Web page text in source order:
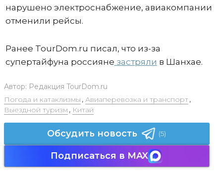
нарушено электроснабжение, авиакомпании
отменили рейсы.
Ранее TourDom.ru писал, что из-за
супертайфуна россияне застряли в Шанхае.
Автор: Редакция TourDom.ru
Погода и катаклизмы , Авиаперевозка и транспорт,
Выездной туризм , Китай
Обсудить новость (5)
Подписаться в MAX